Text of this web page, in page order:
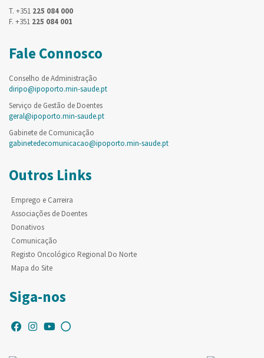
T. +351 225 084 000
F. +351 225 084 001
Fale Connosco
Conselho de Administração
diripo@ipoporto.min-saude.pt
Serviço de Gestão de Doentes
geral@ipoporto.min-saude.pt
Gabinete de Comunicação
gabinetedecomunicacao@ipoporto.min-saude.pt
Outros Links
Emprego e Carreira
Associações de Doentes
Donativos
Comunicação
Registo Oncológico Regional Do Norte
Mapa do Site
Siga-nos